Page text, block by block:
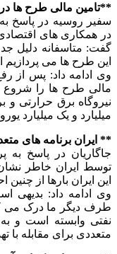
**تامین مالی طرح ها
سفیر روسیه در پاسخ
در همکاری های
گفت: متاسفانه دلیل
این طرح ها می پردازیم
وی ادامه داد: پس از
مالی طرح ها را شروع
میلیارد و یک میلیارد
** ایران برنامه های
جاگاریان در پاسخ
توسط ایران خاطر
این ایران بارها از
وی ادامه داد: بدیهی
طرف دیگر ما درک می
نفتی وابسته است و
متعددی برای مقابله با